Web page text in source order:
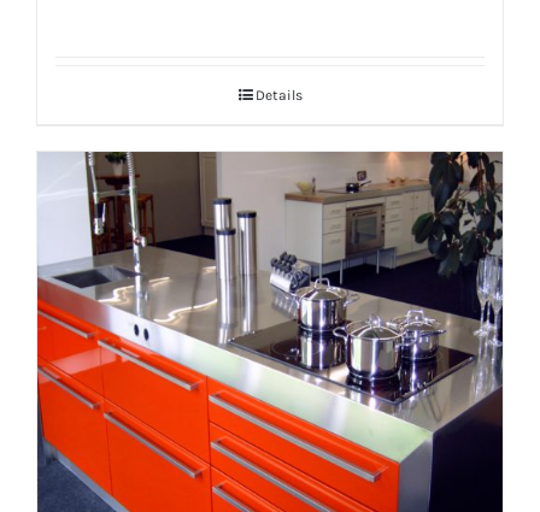
Details